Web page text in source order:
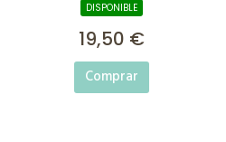
DISPONIBLE
19,50 €
Comprar